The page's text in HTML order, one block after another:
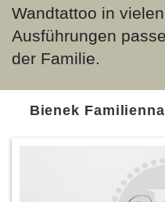
Wandtattoo in
Ausführungen
der Familie.
Bienek